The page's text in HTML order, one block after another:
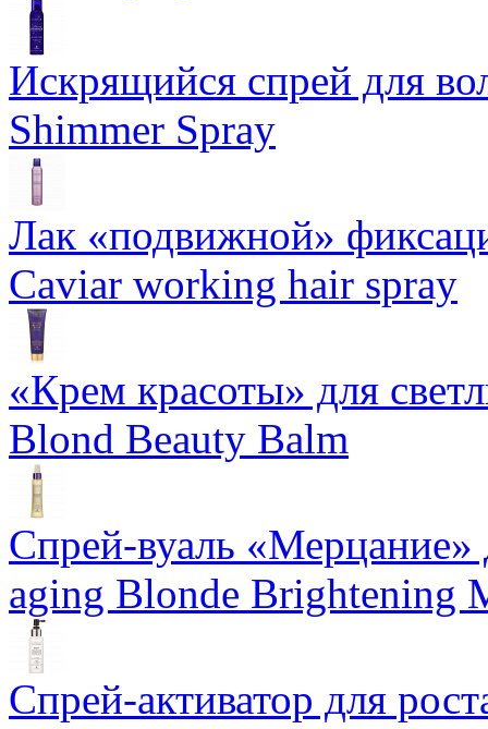
Искрящийся спрей для
Shimmer Spray
Лак «подвижной»
Caviar working hair spray
«Крем красоты» для
Blond Beauty Balm
Спрей-вуаль «Мерцание»
aging Blonde Brightening
Спрей-активатор для